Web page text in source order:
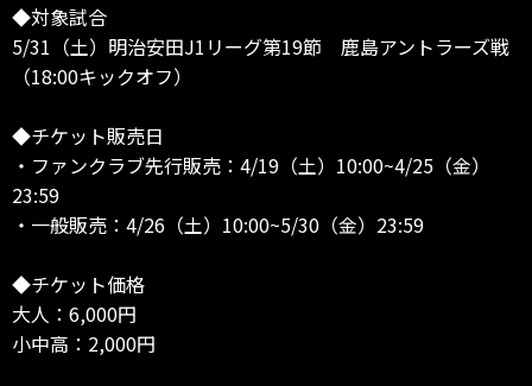
◆対象試合
5/31（土）明治安田J1リーグ第19節 鹿島アントラーズ戦
（18:00キックオフ）
◆チケット販売日
・ファンクラブ先行販売：4/19（土）10:00~4/25（金）
23:59
・一般販売：4/26（土）10:00~5/30（金）23:59
◆チケット価格
大人：6,000円
小中高：2,000円